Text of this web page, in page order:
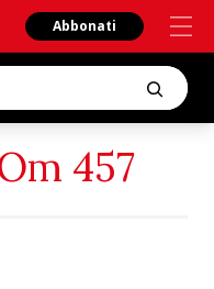
Abbonati
457